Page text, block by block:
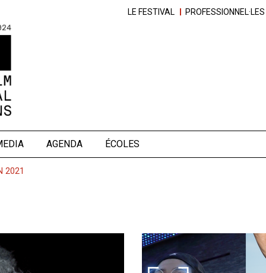
LE FESTIVAL PROFESSIONNEL·LES
AGENDA ÉCOLES
2021